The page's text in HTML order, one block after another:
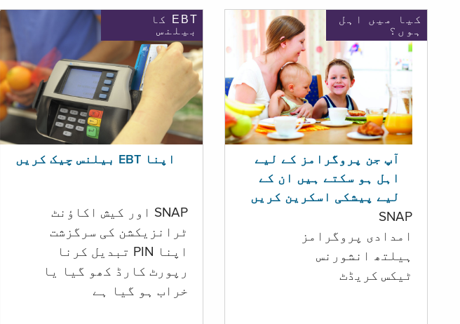
EBT کا
بیلنس
اپنا EBT بیلنس چیک کریں
SNAP اور کیش اکاؤنٹ
ٹرانزیکشن کی سرگزشت
اپنا PIN تبدیل کرنا
رپورٹ کارڈ کھو گیا یا
خراب ہو گيا ہے
کیا میں اہل
ہوں؟
آپ جن پروگرامز کے لیے
اہل ہو سکتے ہیں ان کے
لیے پیشکی اسکرین کریں
SNAP
امدادی پروگرامز
‏ہیلتھ انشورنس
ٹیکس کریڈٹ